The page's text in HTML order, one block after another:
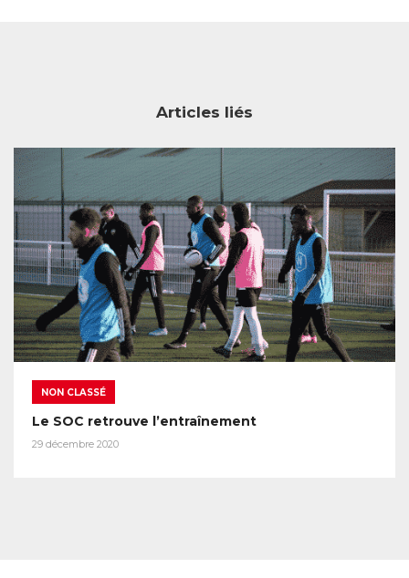
Articles liés
NON CLASSÉ
Le SOC retrouve l’entraînement
29 décembre 2020